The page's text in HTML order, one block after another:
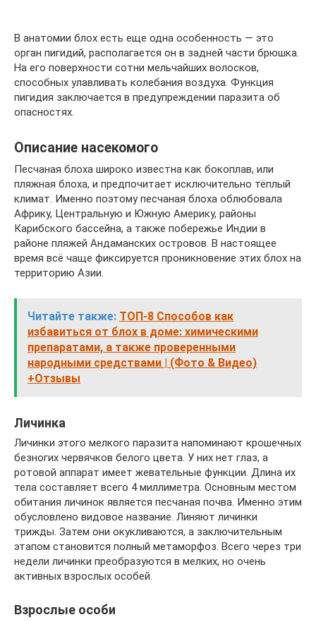
В анатомии блох есть еще одна особенность — это
орган пигидий, располагается он в задней части брюшка.
На его поверхности сотни мельчайших волосков,
способных улавливать колебания воздуха. Функция
пигидия заключается в предупреждении паразита об
опасностях.
Описание насекомого
Песчаная блоха широко известна как бокоплав, или
пляжная блоха, и предпочитает исключительно тёплый
климат. Именно поэтому песчаная блоха облюбовала
Африку, Центральную и Южную Америку, районы
Карибского бассейна, а также побережье Индии в
районе пляжей Андаманских островов. В настоящее
время всё чаще фиксируется проникновение этих блох на
территорию Азии.
Читайте также: ТОП-8 Способов как
избавиться от блох в доме: химическими
препаратами, а также проверенными
народными средствами | (Фото & Видео)
+Отзывы
Личинка
Личинки этого мелкого паразита напоминают крошечных
безногих червячков белого цвета. У них нет глаз, а
ротовой аппарат имеет жевательные функции. Длина их
тела составляет всего 4 миллиметра. Основным местом
обитания личинок является песчаная почва. Именно этим
обусловлено видовое название. Линяют личинки
трижды. Затем они окукливаются, а заключительным
этапом становится полный метаморфоз. Всего через три
недели личинки преобразуются в мелких, но очень
активных взрослых особей.
Взрослые особи